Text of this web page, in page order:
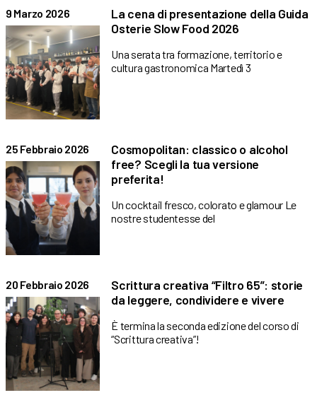
9 Marzo 2026
La cena di presentazione della Guida
Osterie Slow Food 2026
Una serata tra formazione, territorio e
cultura gastronomica Martedì 3
25 Febbraio 2026
Cosmopolitan: classico o alcohol
free? Scegli la tua versione
preferita!
Un cocktail fresco, colorato e glamour Le
nostre studentesse del
20 Febbraio 2026
Scrittura creativa “Filtro 65”: storie
da leggere, condividere e vivere
È termina la seconda edizione del corso di
“Scrittura creativa”!